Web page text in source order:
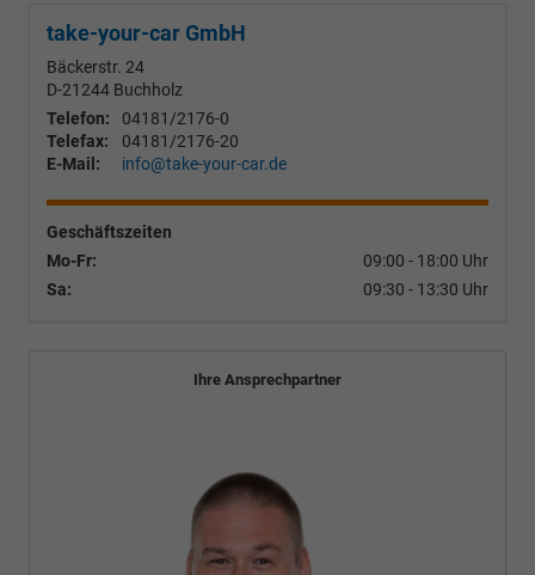
take-your-car GmbH
Bäckerstr. 24
D-21244 Buchholz
Telefon:
04181/2176-0
Telefax:
04181/2176-20
E-Mail:
info@take-your-car.de
Geschäftszeiten
Mo-Fr:
09:00 - 18:00 Uhr
Sa:
09:30 - 13:30 Uhr
Ihre Ansprechpartner